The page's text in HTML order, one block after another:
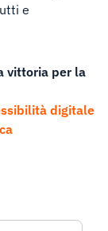
e
vittoria per la
digitale